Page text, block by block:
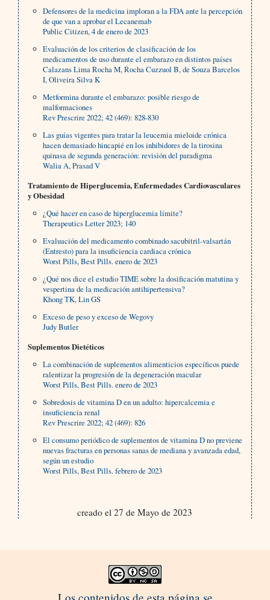
Defensores de la medicina imploran a la FDA ante la percepción
de que van a aprobar el Lecanemab
Public Citizen, 4 de enero de 2023
Evaluación de los criterios de clasificación de los
medicamentos de uso durante el embarazo en distintos países
Calazans Lima Rocha M, Rocha Cuzzuol B, de Souza Barcelos
I, Oliveira Silva K
Metformina durante el embarazo: posible riesgo de
malformaciones
Rev Prescrire 2022; 42 (469): 828-830
Las guías vigentes para tratar la leucemia mieloide crónica
hacen demasiado hincapié en los inhibidores de la tirosina
quinasa de segunda generación: revisión del paradigma
Walia A, Prasad V
Tratamiento de Hiperglucemia, Enfermedades Cardiovasculares
y Obesidad
¿Qué hacer en caso de hiperglucemia límite?
Therapeutics Letter 2023; 140
Evaluación del medicamento combinado sacubitril-valsartán
(Entresto) para la insuficiencia cardiaca crónica
Worst Pills, Best Pills. enero de 2023
¿Qué nos dice el estudio TIME sobre la dosificación matutina y
vespertina de la medicación antihipertensiva?
Khong TK, Lin GS
Exceso de peso y exceso de Wegovy
Judy Butler
Suplementos Dietéticos
La combinación de suplementos alimenticios específicos puede
ralentizar la progresión de la degeneración macular
Worst Pills, Best Pills. enero de 2023
Sobredosis de vitamina D en un adulto: hipercalcemia e
insuficiencia renal
Rev Prescrire 2022; 42 (469): 826
El consumo periódico de suplementos de vitamina D no previene
nuevas fracturas en personas sanas de mediana y avanzada edad,
según un estudio
Worst Pills, Best Pills. febrero de 2023
creado el 27 de Mayo de 2023